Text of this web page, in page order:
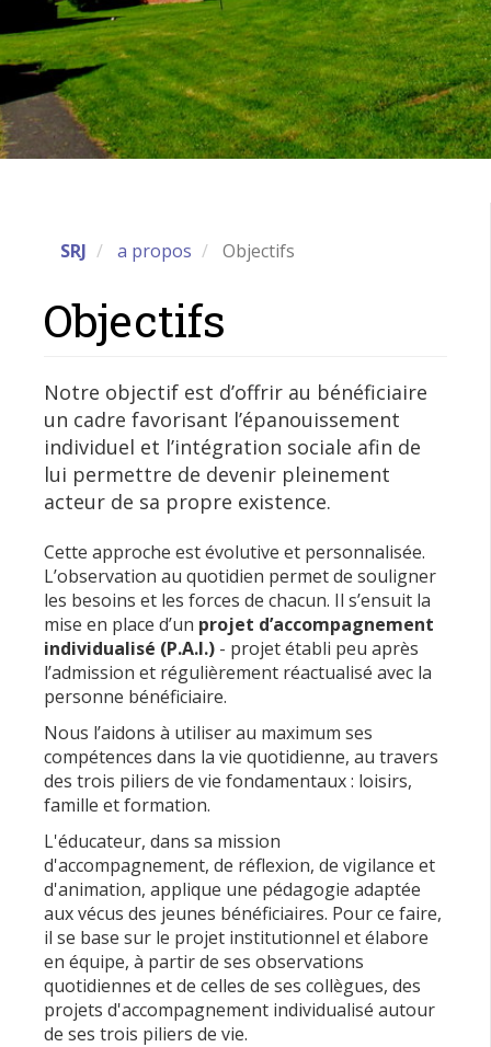
SRJ a propos Objectifs
Objectifs
Notre objectif est d’offrir au bénéficiaire
un cadre favorisant l’épanouissement
individuel et l’intégration sociale afin de
lui permettre de devenir pleinement
acteur de sa propre existence.
Cette approche est évolutive et personnalisée.
L’observation au quotidien permet de souligner
les besoins et les forces de chacun. Il s’ensuit la
mise en place d’un projet d’accompagnement
individualisé (P.A.I.) - projet établi peu après
l’admission et régulièrement réactualisé avec la
personne bénéficiaire.
Nous l’aidons à utiliser au maximum ses
compétences dans la vie quotidienne, au travers
des trois piliers de vie fondamentaux : loisirs,
famille et formation.
L'éducateur, dans sa mission
d'accompagnement, de réflexion, de vigilance et
d'animation, applique une pédagogie adaptée
aux vécus des jeunes bénéficiaires. Pour ce faire,
il se base sur le projet institutionnel et élabore
en équipe, à partir de ses observations
quotidiennes et de celles de ses collègues, des
projets d'accompagnement individualisé autour
de ses trois piliers de vie.